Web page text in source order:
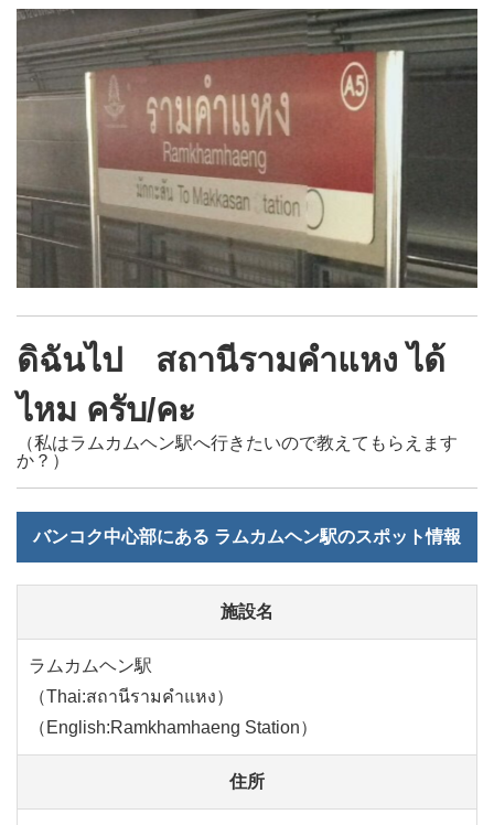
ดิฉันไป สถานีรามคำแหง ได้
ไหม ครับ/คะ
（私はラムカムヘン駅へ行きたいので教えてもらえます
か？）
バンコク中心部にある ラムカムヘン駅のスポット情報
施設名
ラムカムヘン駅
（Thai:สถานีรามคำแหง）
（English:Ramkhamhaeng Station）
住所